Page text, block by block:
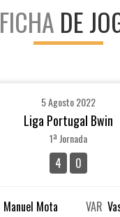
FICHA DE
5 Agosto 2022
Liga Portugal Bwin
1ª Jornada
4 0
Manuel Mota VAR